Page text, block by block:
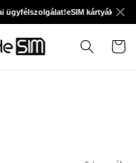
ügyfélszolgálat!eSIM kártyák már
Kosár